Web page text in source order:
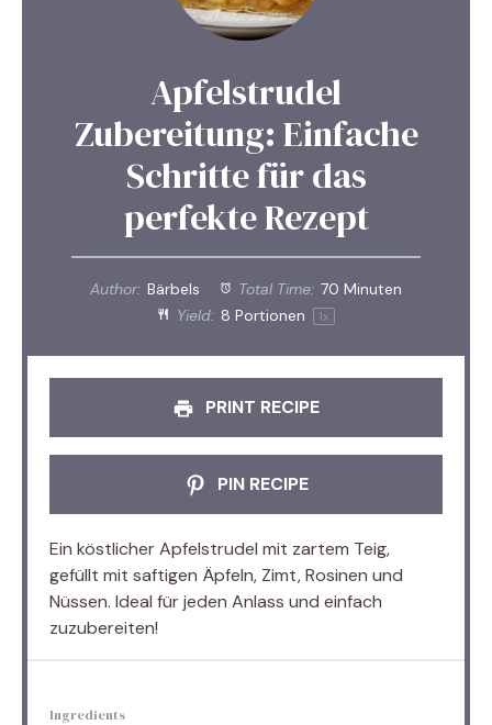
Apfelstrudel
Zubereitung: Einfache
Schritte für das
perfekte Rezept
Author: Bärbels Total Time: 70 Minuten
Yield: 8 Portionen 1x
PRINT RECIPE
PIN RECIPE
Ein köstlicher Apfelstrudel mit zartem Teig,
gefüllt mit saftigen Äpfeln, Zimt, Rosinen und
Nüssen. Ideal für jeden Anlass und einfach
zuzubereiten!
Ingredients